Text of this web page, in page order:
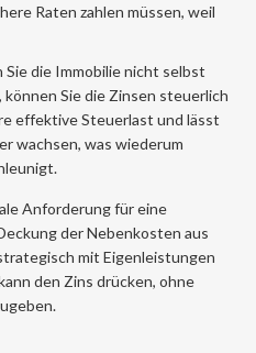
Raten zahlen müssen, weil
Sie die Immobilie nicht selbst
Sie die Zinsen steuerlich
effektive Steuerlast und lässt
wachsen, was wiederum
Anforderung für eine
der Nebenkosten aus
mit Eigenleistungen
den Zins drücken, ohne